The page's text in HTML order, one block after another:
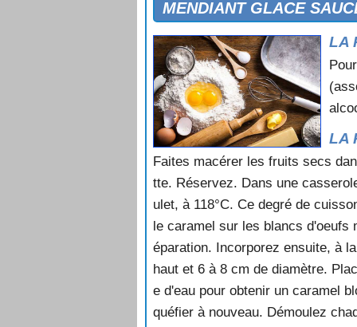
MILLE FEUILLE
MILLE FEUILLE AUX FRAISES
MILLE FEUILLE AUX FRUITS
MOELLEUX AU CHOCOLAT
MOKA AUX NOIX
MOKA EXPRESS
MOKA NOIX
MONT BLANC
MOSCOVITE
MOUSSE A L'ORANGE
MOUSSE ACIDULEE AUX
MOUSSE AU CAFE
MOUSSE AU CHOCOLAT
MOUSSE AU CHOCOLAT AMER
MOUSSE AU CHOCOLAT AU RHUM
MOUSSE AU CITRON VERT
MOUSSE AU ZESTE D'ORANGE
MENDIANT GLACE
LA
LA
Faites macérer les fruits secs
tte. Réservez. Dans une
ulet, à 118°C. Ce degré de
le caramel sur les blancs d'oeufs
éparation. Incorporez ensuite, à
haut et 6 à 8 cm de diamètre.
e d'eau pour obtenir un caramel
quéfier à nouveau. Démoulez